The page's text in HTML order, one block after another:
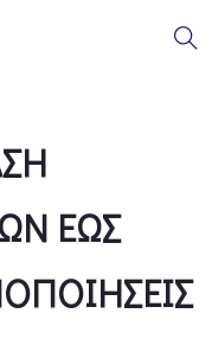
ΕΩΣ